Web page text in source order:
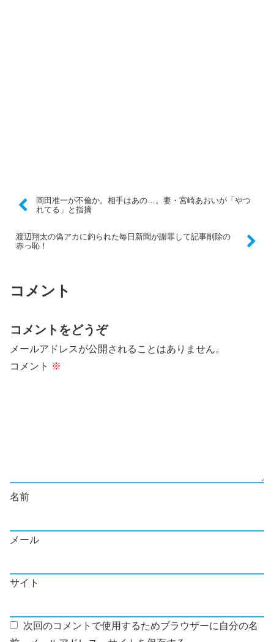
岡田准一が不倫か。相手はあの…。妻・宮崎あおいが「やつ
れてる」と指摘
渡辺翔太の偽アカに釣られた毎日新聞が謝罪して記事削除の
赤っ恥！
コメント
コメントをどうぞ
メールアドレスが公開されることはありません。
コメント ※
名前
メール
サイト
次回のコメントで使用するためブラウザーに自分の名